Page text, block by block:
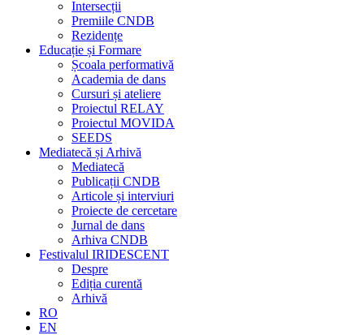
Intersecții
Premiile CNDB
Rezidențe
Educație și Formare
Școala performativă
Academia de dans
Cursuri și ateliere
Proiectul RELAY
Proiectul MOVIDA
SEEDS
Mediatecă și Arhivă
Mediatecă
Publicații CNDB
Articole și interviuri
Proiecte de cercetare
Jurnal de dans
Arhiva CNDB
Festivalul IRIDESCENT
Despre
Ediția curentă
Arhivă
RO
EN